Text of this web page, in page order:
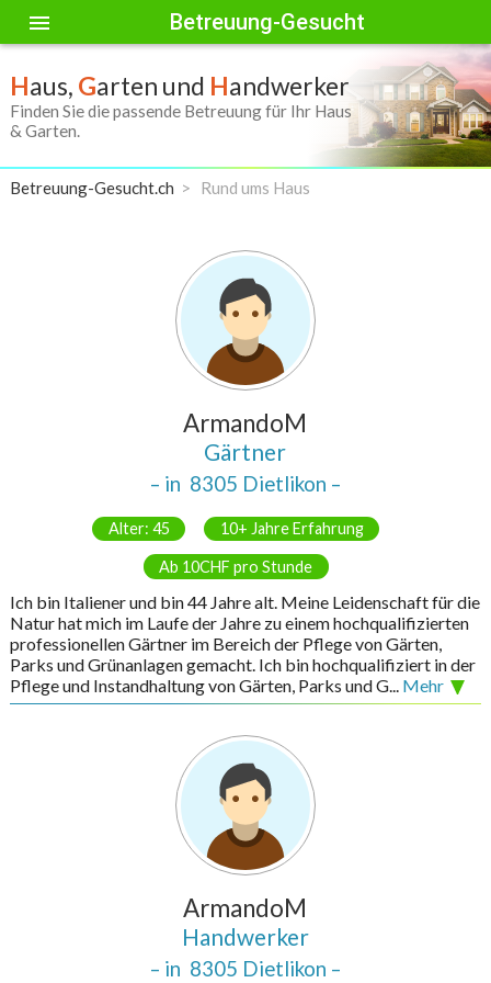
menu Betreuung-Gesucht
Haus, Garten und Handwerker
Finden Sie die passende Betreuung für Ihr Haus
& Garten.
Betreuung-Gesucht.ch Rund ums Haus
ArmandoM
Gärtner
– in 8305 Dietlikon –
Alter: 45 10+ Jahre Erfahrung
Ab 10CHF pro Stunde
Ich bin Italiener und bin 44 Jahre alt. Meine Leidenschaft für die
Natur hat mich im Laufe der Jahre zu einem hochqualifizierten
professionellen Gärtner im Bereich der Pflege von Gärten,
Parks und Grünanlagen gemacht. Ich bin hochqualifiziert in der
Pflege und Instandhaltung von Gärten, Parks und G... Mehr
ArmandoM
Handwerker
– in 8305 Dietlikon –